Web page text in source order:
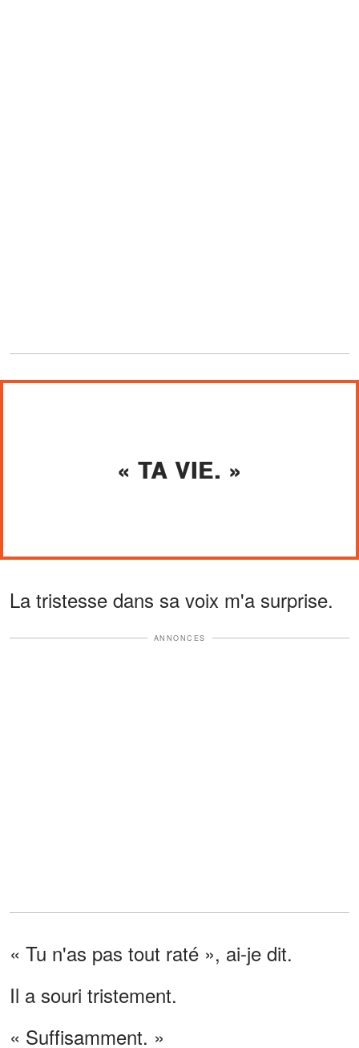
« TA VIE. »
La tristesse dans sa voix m'a surprise.
ANNONCES
« Tu n'as pas tout raté », ai-je dit.
Il a souri tristement.
« Suffisamment. »